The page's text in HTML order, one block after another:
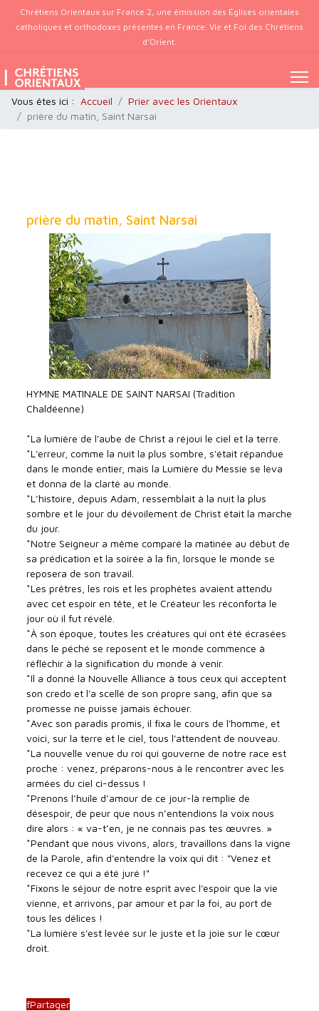
Chrétiens Orientaux sur France 2, une émission des Églises orientales
catholiques et orthodoxes présentes en France. Vie et Foi des Chrétiens
d’Orient.
Vous êtes ici : Accueil
Prier avec les Orientaux
prière du matin, Saint Narsai
prière du matin, Saint Narsai
HYMNE MATINALE DE SAINT NARSAI (Tradition
Chaldéenne)
*La lumière de l'aube de Christ a réjoui le ciel et la terre.
*L'erreur, comme la nuit la plus sombre, s'était répandue
dans le monde entier, mais la Lumière du Messie se leva
et donna de la clarté au monde.
*L’histoire, depuis Adam, ressemblait à la nuit la plus
sombre et le jour du dévoilement de Christ était la marche
du jour.
*Notre Seigneur a même comparé la matinée au début de
sa prédication et la soirée à la fin, lorsque le monde se
reposera de son travail.
*Les prêtres, les rois et les prophètes avaient attendu
avec cet espoir en tête, et le Créateur les réconforta le
jour où il fut révélé.
*À son époque, toutes les créatures qui ont été écrasées
dans le péché se reposent et le monde commence à
réfléchir à la signification du monde à venir.
*Il a donné la Nouvelle Alliance à tous ceux qui acceptent
son credo et l'a scellé de son propre sang, afin que sa
promesse ne puisse jamais échouer.
*Avec son paradis promis, il fixa le cours de l'homme, et
voici, sur la terre et le ciel, tous l'attendent de nouveau.
*La nouvelle venue du roi qui gouverne de notre race est
proche : venez, préparons-nous à le rencontrer avec les
armées du ciel ci-dessus !
*Prenons l’huile d’amour de ce jour-là remplie de
désespoir, de peur que nous n’entendions la voix nous
dire alors : « va-t’en, je ne connais pas tes œuvres. »
*Pendant que nous vivons, alors, travaillons dans la vigne
de la Parole, afin d'entendre la voix qui dit : "Venez et
recevez ce qui a été juré !"
*Fixons le séjour de notre esprit avec l'espoir que la vie
vienne, et arrivons, par amour et par la foi, au port de
tous les délices !
*La lumière s'est levée sur le juste et la joie sur le cœur
droit.
fPartager